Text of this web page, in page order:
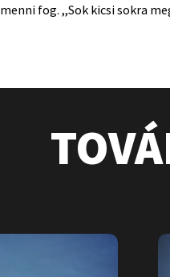
menni fog. ,,Sok kicsi sokra